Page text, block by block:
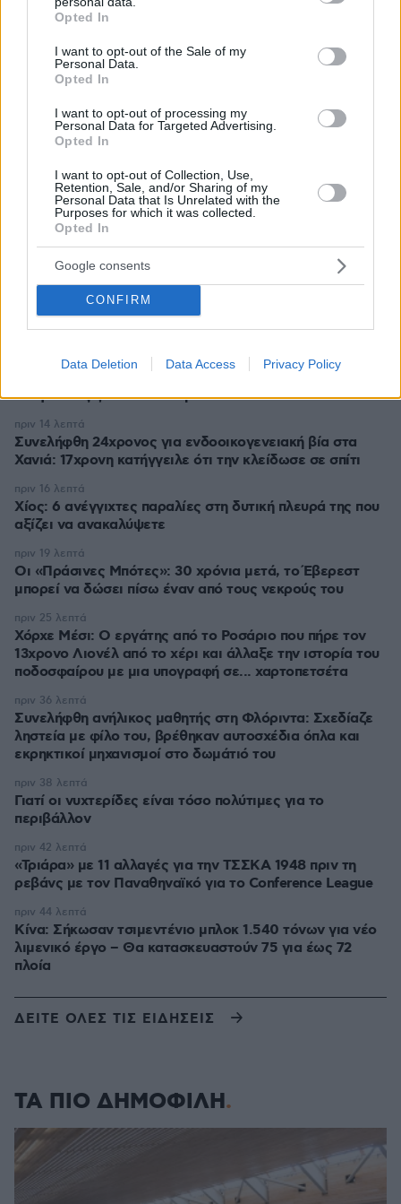
grant or deny consent to Google and its third-party tags to
use your data for below specified purposes in below Google
consent section.
Opted In
I want to opt-out of the Sale of my
Personal Data.
Opted In
I want to opt-out of processing my
Personal Data for Targeted Advertising.
Opted In
I want to opt-out of Collection, Use,
Retention, Sale, and/or Sharing of my
Personal Data that Is Unrelated with the
Purposes for which it was collected.
Opted In
Google consents
CONFIRM
Data Deletion Data Access Privacy Policy
* Υποχρεωτικά πεδία
ΡΟΗ ΕΙΔΗΣΕΩΝ
Ειδήσεις
Βουλγαρία: Drone με μεγάλη ποσότητα εκρηκτικών
συνετρίβη κοντά σε αγωγό φυσικού αερίου - Η Σόφια
κατηγορεί το Κίεβο
και γιατί αξίζει να τα δοκιμάσετε
πριν 8 λεπτά
Συνελήφθη 24χρονος για ενδοοικογενειακή βία στα
Χανιά: 17χρονη κατήγγειλε ότι την κλείδωσε σε σπίτι
πριν 14 λεπτά
Χίος: 6 ανέγγιχτες παραλίες στη δυτική πλευρά της που
αξίζει να ανακαλύψετε
πριν 16 λεπτά
Οι «Πράσινες Μπότες»: 30 χρόνια μετά, το Έβερεστ
μπορεί να δώσει πίσω έναν από τους νεκρούς του
πριν 19 λεπτά
Χόρχε Μέσι: Ο εργάτης από το Ροσάριο που πήρε τον
13χρονο Λιονέλ από το χέρι και άλλαξε την ιστορία του
ποδοσφαίρου με μια υπογραφή σε... χαρτοπετσέτα
πριν 25 λεπτά
Συνελήφθη ανήλικος μαθητής στη Φλόριντα: Σχεδίαζε
ληστεία με φίλο του, βρέθηκαν αυτοσχέδια όπλα και
εκρηκτικοί μηχανισμοί στο δωμάτιό του
πριν 36 λεπτά
Γιατί οι νυχτερίδες είναι τόσο πολύτιμες για το
περιβάλλον
πριν 38 λεπτά
«Τριάρα» με 11 αλλαγές για την ΤΣΣΚΑ 1948 πριν τη
ρεβάνς με τον Παναθηναϊκό για το Conference League
πριν 42 λεπτά
Κίνα: Σήκωσαν τσιμεντένιο μπλοκ 1.540 τόνων για νέο
λιμενικό έργο – Θα κατασκευαστούν 75 για έως 72
πλοία
πριν 44 λεπτά
ΔΕΙΤΕ ΟΛΕΣ ΤΙΣ ΕΙΔΗΣΕΙΣ
ΤΑ ΠΙΟ ΔΗΜΟΦΙΛΗ